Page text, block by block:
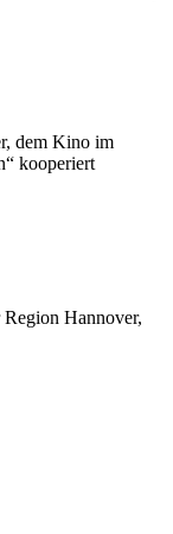
dem Kino im
kooperiert
Hannover,